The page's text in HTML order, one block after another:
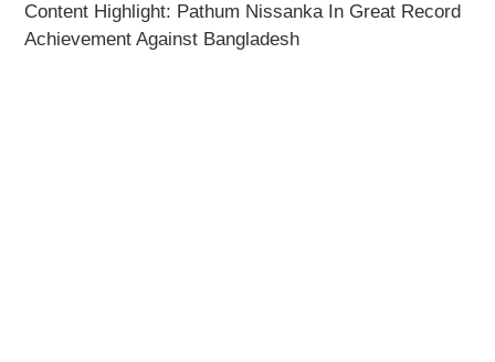
Content Highlight: Pathum Nissanka In Great Record
Achievement Against Bangladesh